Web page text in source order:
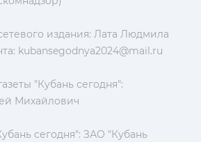
издания: Лата Людмила
kubansegodnya2024@mail.ru
"Кубань сегодня":
Михайлович
сегодня": ЗАО "Кубань